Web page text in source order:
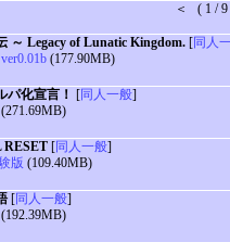
＜ ( 1 /
～ Legacy of Lunatic Kingdom. [同人
(177.90MB)
パ化宣言！
[同人一般]
(271.69MB)
[同人一般]
版 (109.40MB)
[同人一般]
(192.39MB)